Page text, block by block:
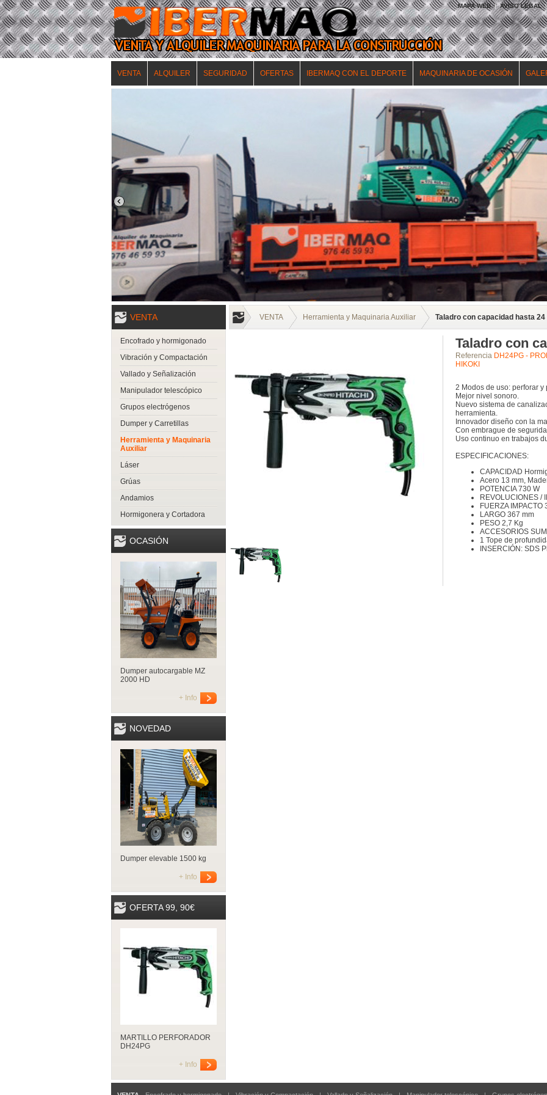
MAPA WEB | AVISO LEGAL |
VENTA ALQUILER SEGURIDAD OFERTAS IBERMAQ CON EL DEPORTE MAQUINARIA DE OCASIÓN
VENTA
Encofrado y hormigonado
Vibración y Compactación
Vallado y Señalización
Manipulador telescópico
Grupos electrógenos
Dumper y Carretillas
Herramienta y Maquinaria
Auxiliar
Láser
Grúas
Andamios
Hormigonera y Cortadora
OCASIÓN
Dumper autocargable MZ
2000 HD
+ Info
NOVEDAD
Dumper elevable 1500 kg
+ Info
OFERTA 99, 90€
MARTILLO PERFORADOR
DH24PG
+ Info
VENTA Herramienta y Maquinaria Auxiliar Taladro con capacidad hasta 24
Taladro con
Referencia DH24PG -
HIKOKI
2 Modos de uso: perforar
Mejor nivel sonoro.
Nuevo sistema de
herramienta.
Innovador diseño con la
Con embrague de
Uso continuo en trabajos
ESPECIFICACIONES:
CAPACIDAD
Acero 13 mm,
POTENCIA 730 W
REVOLUCIONES /
FUERZA IMPACTO
LARGO 367 mm
PESO 2,7 Kg
ACCESORIOS
1 Tope de
INSERCIÓN: SDS